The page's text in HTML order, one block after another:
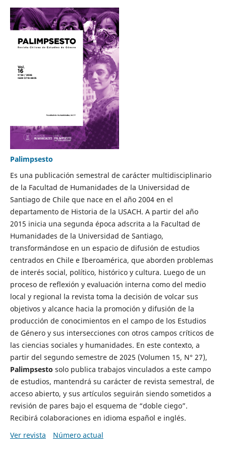
Palimpsesto
Es una publicación semestral de carácter multidisciplinario
de la Facultad de Humanidades de la Universidad de
Santiago de Chile que nace en el año 2004 en el
departamento de Historia de la USACH. A partir del año
2015 inicia una segunda época adscrita a la Facultad de
Humanidades de la Universidad de Santiago,
transformándose en un espacio de difusión de estudios
centrados en Chile e Iberoamérica, que aborden problemas
de interés social, político, histórico y cultura. Luego de un
proceso de reflexión y evaluación interna como del medio
local y regional la revista toma la decisión de volcar sus
objetivos y alcance hacia la promoción y difusión de la
producción de conocimientos en el campo de los Estudios
de Género y sus intersecciones con otros campos críticos de
las ciencias sociales y humanidades. En este contexto, a
partir del segundo semestre de 2025 (Volumen 15, N° 27),
Palimpsesto solo publica trabajos vinculados a este campo
de estudios, mantendrá su carácter de revista semestral, de
acceso abierto, y sus artículos seguirán siendo sometidos a
revisión de pares bajo el esquema de “doble ciego”.
Recibirá colaboraciones en idioma español e inglés.
Ver revista
Número actual